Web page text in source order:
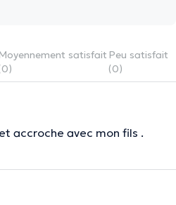
satisfait Peu satisfait
(0)
accroche avec mon fils .